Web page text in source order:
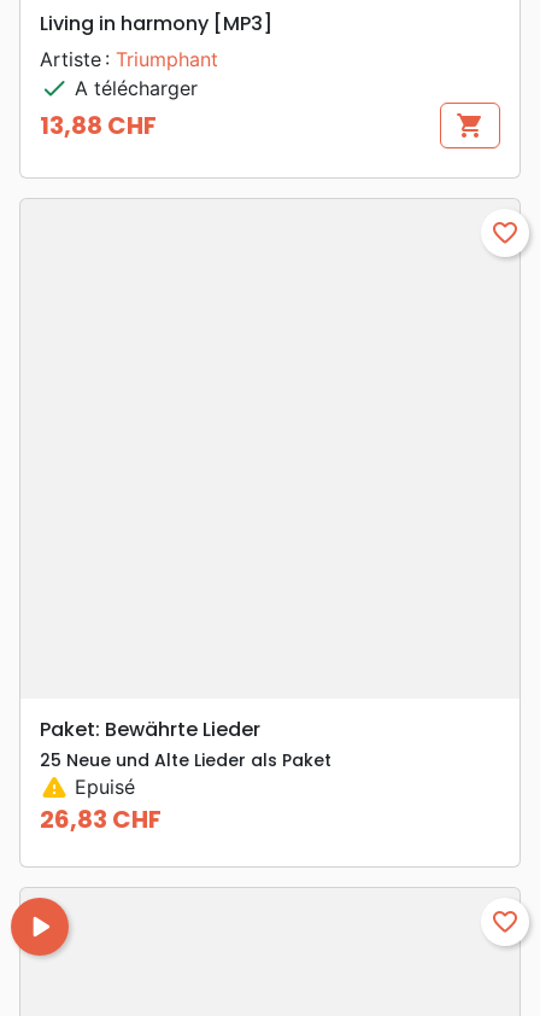
Living in harmony [MP3]
Artiste : Triumphant
check A télécharger
Prix
13,88 CHF shopping_cart
favorite_border
Paket: Bewährte Lieder
25 Neue und Alte Lieder als Paket
warning Epuisé
Prix
26,83 CHF
play_arrow favorite_border